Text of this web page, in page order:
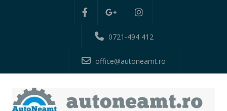
0721-494 412
office@autoneamt.ro